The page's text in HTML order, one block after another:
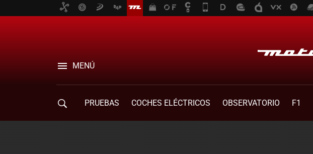
MENÚ
PRUEBAS COCHES ELÉCTRICOS OBSERVATORIO F1